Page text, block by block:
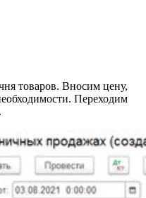
товаров. Вносим цену,
Переходим
.